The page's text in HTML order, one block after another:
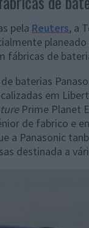
pela Reuters, a
de
baterias
em
Prime Planet
de fabrico e
a Panasonic
destinada a